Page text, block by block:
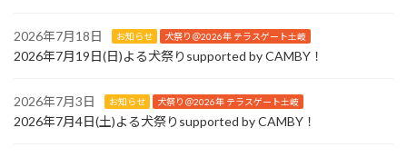
2026年7月18日 お知らせ 犬祭り＠2026年 テラスゲート土岐
2026年7月19日(日)よる犬祭りsupported by CAMBY！
2026年7月3日 お知らせ 犬祭り＠2026年 テラスゲート土岐
2026年7月4日(土)よる犬祭りsupported by CAMBY！